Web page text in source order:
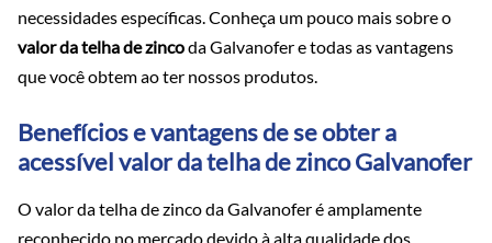
necessidades específicas. Conheça um pouco mais sobre o
valor da telha de zincoda Galvanofer e todas as vantagens
que você obtem ao ter nossos produtos.
Benefícios e vantagens de se obter a
acessível valor da telha de zinco Galvanofer
O valor da telha de zinco da Galvanofer é amplamente
reconhecido no mercado devido à alta qualidade dos